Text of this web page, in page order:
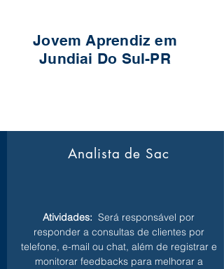
Jovem Aprendiz em
Jundiai Do Sul-PR
Analista de Sac
Atividades: Será responsável por
responder a consultas de clientes por
telefone, e-mail ou chat, além de registrar e
monitorar feedbacks para melhorar a